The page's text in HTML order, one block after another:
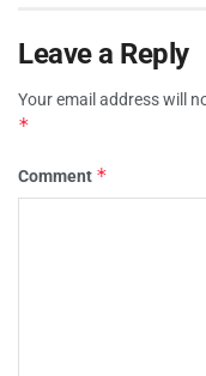
Leave a Reply
Your email address will
*
Comment *